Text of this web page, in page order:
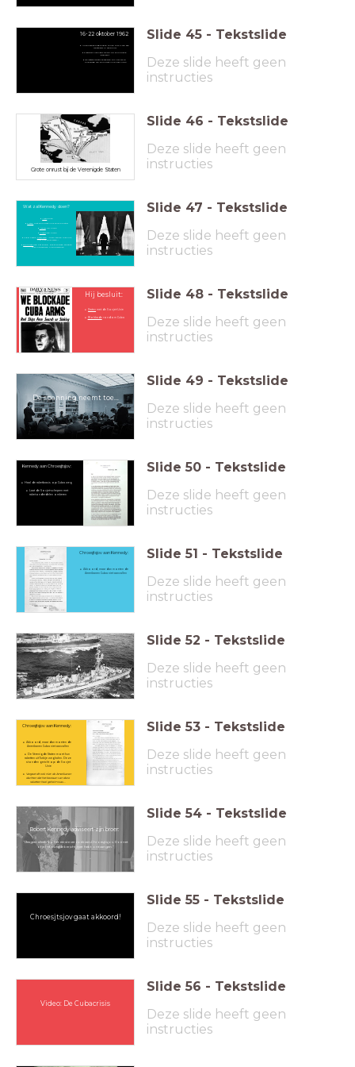
16-22 oktober 1962
Amerikaanse vliegtuigen tonen foto's van een
raketbasis in aanbouw
President Kennedy wordt op de hoogte
gebracht
De laatste raketonderdelen zijn per schip
onderweg van de Sovjet-Unie naar Cuba
Slide 45 - Tekstslide
Deze slide heeft geen
instructies
Grote onrust bij de Verenigde Staten
Slide 46 - Tekstslide
Deze slide heeft geen
instructies
Wat zal Kennedy doen?
Niets doen
Praten met de Sovjet-Unie (diplomatie)
Aanvalop Cuba
Invasievan Cuba
Fidel Castro overhalen: "Werk samen met ons,
niet met de Russen."
Blokkadevan het eiland, zodat er geen schepen
met onderdelen Cuba bereiken
Slide 47 - Tekstslide
Deze slide heeft geen
instructies
Hij besluit:
Praten met de Sovjet-Unie
Blokkaderondom Cuba
Slide 48 - Tekstslide
Deze slide heeft geen
instructies
De spanning neemt toe...
Slide 49 - Tekstslide
Deze slide heeft geen
instructies
Kennedy aan Chroesjtsjov:
Haal de raketbasis op Cuba weg
Laat de Sovjet-schepen met
raketonderdelen omkeren
Slide 50 - Tekstslide
Deze slide heeft geen
instructies
Chroesjtsjov aanKennedy:
Akkoord, maar dan moeten de
Amerikanen Cuba niet aanvallen
Slide 51 - Tekstslide
Deze slide heeft geen
instructies
Slide 52 - Tekstslide
Deze slide heeft geen
instructies
Chroesjtsjov aanKennedy:
Akkoord, maar dan moeten de
Amerikanen Cuba niet aanvallen
De Verenigde Staten moet hun
raketten uit Turkije weghalen. Deze
stonden gericht op de Sovjet
Unie
Vergeet dit ook niet: de Amerikanen
dachten dat het bestaan van deze
raketten heel geheim was...
Slide 53 - Tekstslide
Deze slide heeft geen
instructies
Robert Kennedy adviseert zijn broer:
"Reageer alleen op het eerste verzoek van Chroesjtsjov. Doe net
of je het tweede bericht niet hebt ontvangen."
Slide 54 - Tekstslide
Deze slide heeft geen
instructies
Chroesjtsjov gaat akkoord!
Slide 55 - Tekstslide
Deze slide heeft geen
instructies
Video: De Cubacrisis
Slide 56 - Tekstslide
Deze slide heeft geen
instructies